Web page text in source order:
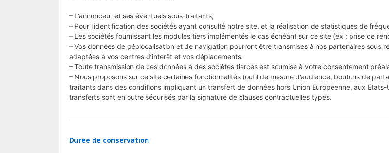
– L’annonceur et ses éventuels sous-traitants,
– Pour l’identification des sociétés ayant consulté notre site, et la réalisation de statistiques de
– Les sociétés fournissant les modules tiers implémentés le cas échéant sur ce site (ex : prise de
– Vos données de géolocalisation et de navigation pourront être transmises à nos partenaires
adaptées à vos centres d’intérêt et vos déplacements.
– Toute transmission de ces données à des sociétés tierces est soumise à votre consentement
– Nous proposons sur ce site certaines fonctionnalités (outil de mesure d’audience, boutons de
traitants dans des conditions impliquant un transfert de données hors Union Européenne, aux
transferts sont en outre sécurisés par la signature de clauses contractuelles types.
Durée de conservation